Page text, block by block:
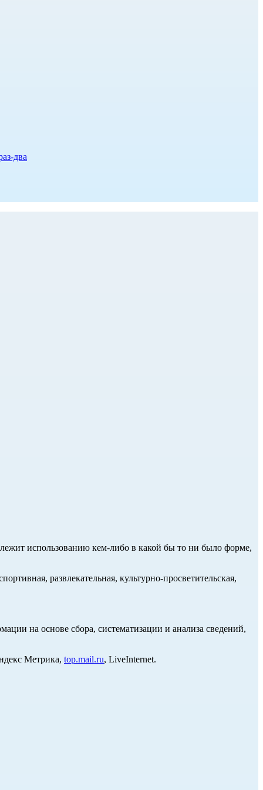
два
использованию кем-либо в какой бы то ни было форме,
развлекательная, культурно-просветительская,
на основе сбора, систематизации и анализа сведений,
Метрика, top.mail.ru, LiveInternet.